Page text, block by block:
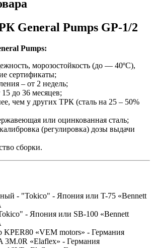
General Pumps GP-1/2
Pumps:
морозостойкость (до — 40ºC),
сертификаты;
– от 2 недель;
до 36 месяцев;
чем у других ТРК (сталь на 25 – 50%
или оцинкованная сталь;
(регулировка) дозы выдачи
сборки.
- "Tokico" - Япония или T-75 «Bennett
- Япония или SB-100 «Bennett
KPER80 «VEM motors» - Германия
3M.0R «Elaflex» - Германия